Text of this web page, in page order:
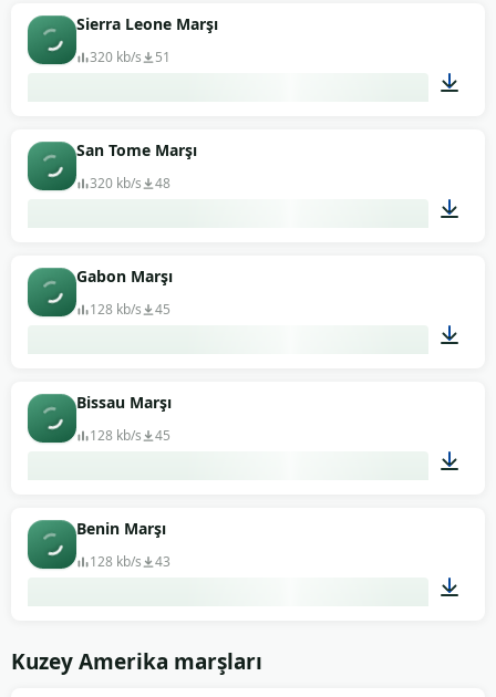
Sierra Leone Marşı
320 kb/s 51
San Tome Marşı
320 kb/s 48
Gabon Marşı
128 kb/s 45
Bissau Marşı
128 kb/s 45
Benin Marşı
128 kb/s 43
Kuzey Amerika marşları